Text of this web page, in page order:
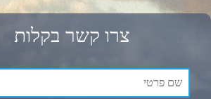
צרו קשר בקלות